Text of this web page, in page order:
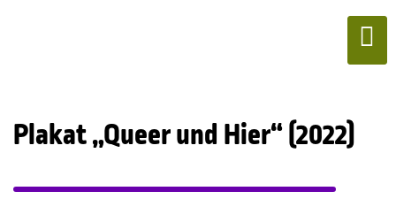
Plakat „Queer und Hier“ (2022)